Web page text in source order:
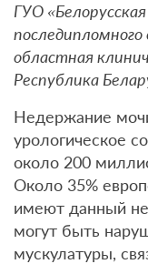
ГУО
областная
Республика
Недержание
урологическое
около 200
Около 35%
имеют данный
могут быть
мускулатуры,